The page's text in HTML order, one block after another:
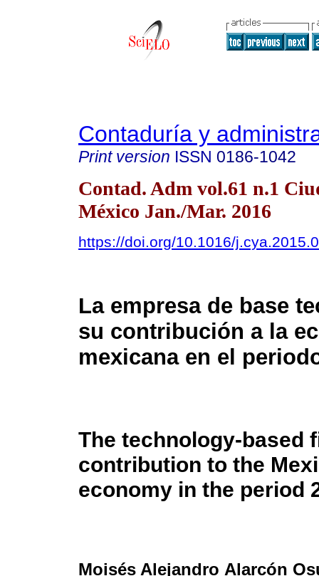
Contaduría y
Print version ISSN 0186-1042
Contad. Adm vol.61 n.1
México Jan./Mar. 2016
https://doi.org/10.1016/
La empresa de base
su contribución a la
mexicana en el
The technology-based
contribution to the
economy in the period
Moisés Alejandro Alarcón